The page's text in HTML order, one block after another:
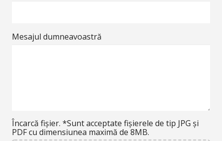
Mesajul dumneavoastră
Încarcă fișier. *Sunt acceptate fișierele de tip JPG și
PDF cu dimensiunea maximă de 8MB.